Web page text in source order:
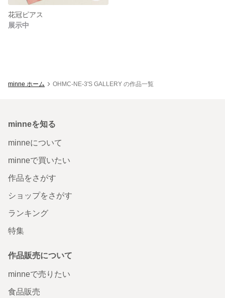
花冠ピアス
展示中
minne ホーム OHMC-NE-3'S GALLERY の作品一覧
minneを知る
minneについて
minneで買いたい
作品をさがす
ショップをさがす
ランキング
特集
作品販売について
minneで売りたい
食品販売